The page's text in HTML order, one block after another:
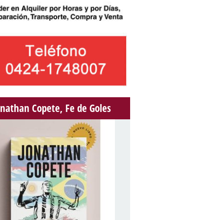
Copete, Fe de Goles